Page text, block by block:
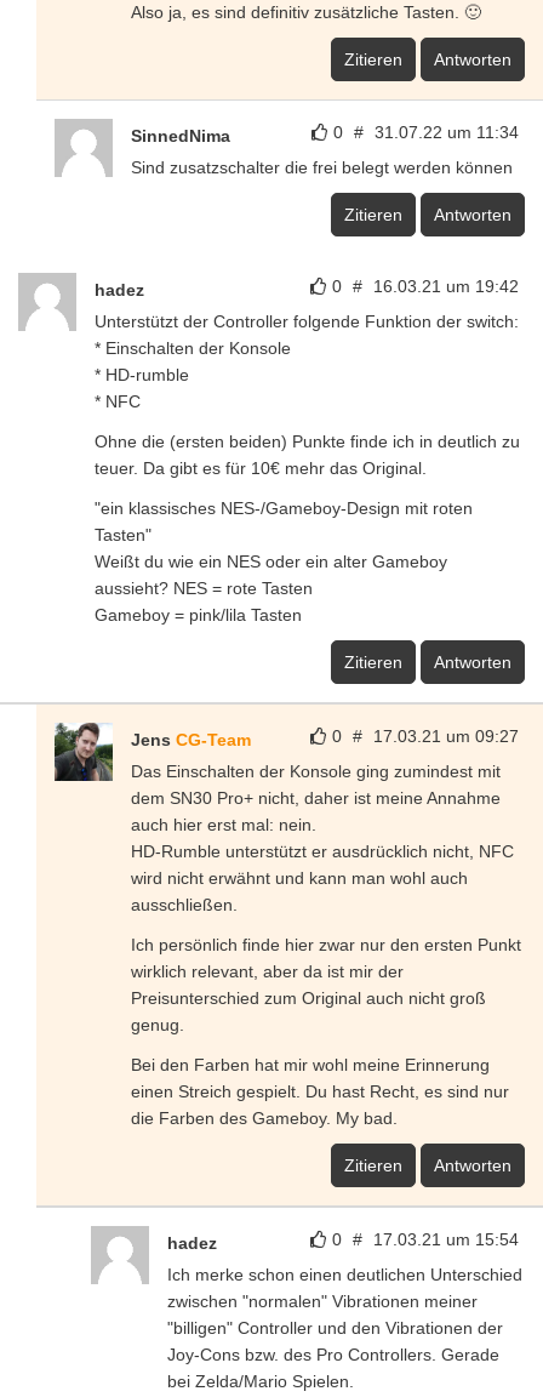
Also ja, es sind definitiv zusätzliche Tasten. 🙂
Zitieren Antworten
0 # 31.07.22 um 11:34
SinnedNima
Sind zusatzschalter die frei belegt werden können
Zitieren Antworten
0 # 16.03.21 um 19:42
hadez
Unterstützt der Controller folgende Funktion der switch:
* Einschalten der Konsole
* HD-rumble
* NFC
Ohne die (ersten beiden) Punkte finde ich in deutlich zu
teuer. Da gibt es für 10€ mehr das Original.
"ein klassisches NES-/Gameboy-Design mit roten
Tasten"
Weißt du wie ein NES oder ein alter Gameboy
aussieht? NES = rote Tasten
Gameboy = pink/lila Tasten
Zitieren Antworten
0 # 17.03.21 um 09:27
Jens CG-Team
Das Einschalten der Konsole ging zumindest mit
dem SN30 Pro+ nicht, daher ist meine Annahme
auch hier erst mal: nein.
HD-Rumble unterstützt er ausdrücklich nicht, NFC
wird nicht erwähnt und kann man wohl auch
ausschließen.
Ich persönlich finde hier zwar nur den ersten Punkt
wirklich relevant, aber da ist mir der
Preisunterschied zum Original auch nicht groß
genug.
Bei den Farben hat mir wohl meine Erinnerung
einen Streich gespielt. Du hast Recht, es sind nur
die Farben des Gameboy. My bad.
Zitieren Antworten
0 # 17.03.21 um 15:54
hadez
Ich merke schon einen deutlichen Unterschied
zwischen "normalen" Vibrationen meiner
"billigen" Controller und den Vibrationen der
Joy-Cons bzw. des Pro Controllers. Gerade
bei Zelda/Mario Spielen.